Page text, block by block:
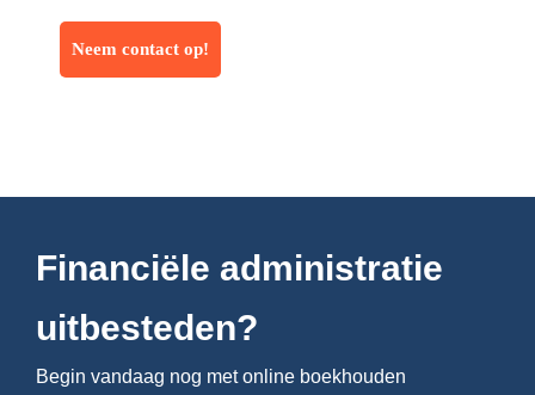
Financiële administratie
uitbesteden?
Begin vandaag nog met online boekhouden